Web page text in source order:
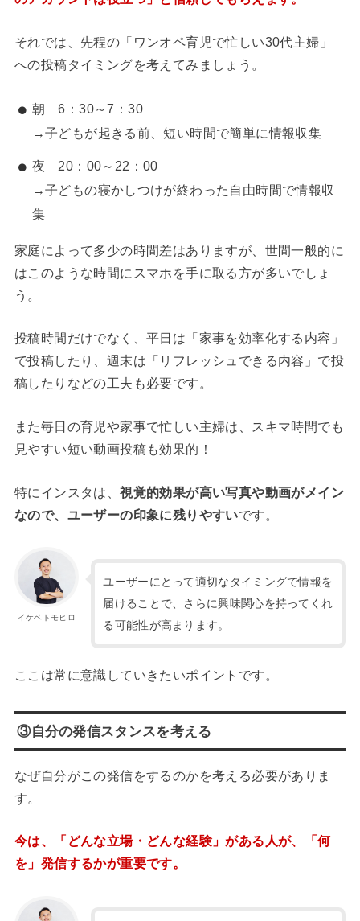
それでは、先程の「ワンオペ育児で忙しい30代主婦」
への投稿タイミングを考えてみましょう。
朝 6：30～7：30
→子どもが起きる前、短い時間で簡単に情報収集
夜 20：00～22：00
→子どもの寝かしつけが終わった自由時間で情報収
集
家庭によって多少の時間差はありますが、世間一般的に
はこのような時間にスマホを手に取る方が多いでしょ
う。
投稿時間だけでなく、平日は「家事を効率化する内容」
で投稿したり、週末は「リフレッシュできる内容」で投
稿したりなどの工夫も必要です。
また毎日の育児や家事で忙しい主婦は、スキマ時間でも
見やすい短い動画投稿も効果的！
特にインスタは、視覚的効果が高い写真や動画がメイン
なので、ユーザーの印象に残りやすいです。
イケベトモヒロ
ユーザーにとって適切なタイミングで情報を
届けることで、さらに興味関心を持ってくれ
る可能性が高まります。
ここは常に意識していきたいポイントです。
③自分の発信スタンスを考える
なぜ自分がこの発信をするのかを考える必要がありま
す。
今は、「どんな立場・どんな経験」がある人が、「何
を」発信するかが重要です。